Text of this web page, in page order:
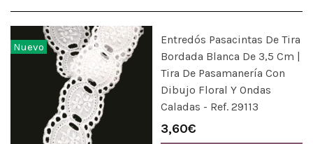
Nuevo
Entredós Pasacintas De Tira
Bordada Blanca De 3,5 Cm |
Tira De Pasamanería Con
Dibujo Floral Y Ondas
Caladas - Ref. 29113
3,60€